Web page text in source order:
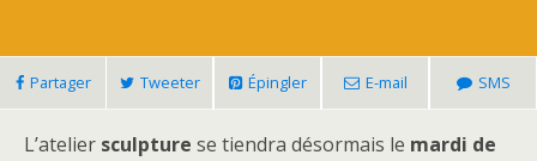
Partager Tweeter Épingler E-mail SMS
L’atelier sculpture se tiendra désormais le mardi de